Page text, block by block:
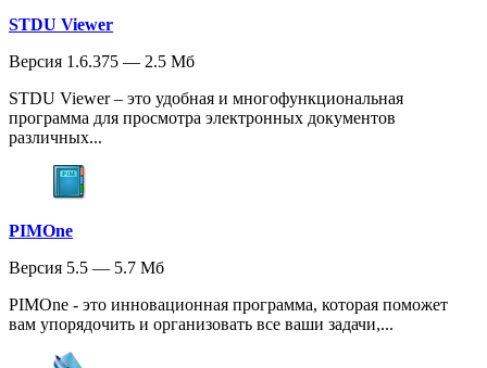
STDU Viewer
Версия 1.6.375 — 2.5 Мб
STDU Viewer – это удобная и многофункциональная
программа для просмотра электронных документов
различных...
PIMOne
Версия 5.5 — 5.7 Мб
PIMOne - это инновационная программа, которая поможет
вам упорядочить и организовать все ваши задачи,...